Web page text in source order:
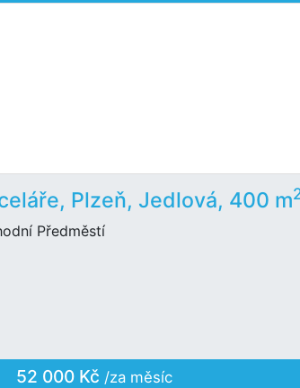
Plzeň, Jedlová, 400 m
Předměstí
52 000 Kč /za měsíc